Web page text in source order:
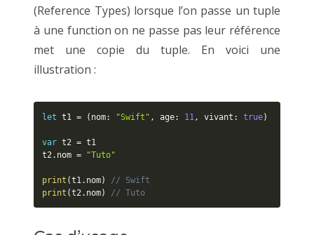
(Reference Types) lorsque l’on passe un tuple
à une function on ne passe pas leur référence
met une copie du tuple. En voici une
illustration :
let t1 = ( nom: "Swift" , age: 11 , vivant : true)
var t2 = t1
t2 . nom = "Tuto"
print (t1 . nom)
// Swift
print (t2 . nom) // Tuto